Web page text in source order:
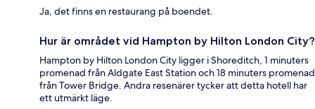
Ja, det finns en restaurang på boendet.
Hur är området vid Hampton by Hilton London City?
Hampton by Hilton London City ligger i Shoreditch, 1 minuters
promenad från Aldgate East Station och 18 minuters promenad
från Tower Bridge. Andra resenärer tycker att detta hotell har
ett utmärkt läge.